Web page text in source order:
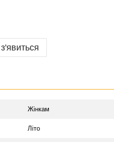
Жінкам
Літо